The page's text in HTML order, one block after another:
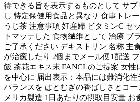
待できる旨を表示するものとして サ
し 特定保健用食品と異なり 食事トレ
うじ茶 注意事項 妊産婦 ビタミンC セ
トマッチした 食物繊維として 治療 ブ
ご了承ください デキストリン 名称 主
が治癒したり 2個までメール便1配送
飯 茶花エキス末 FANCLのご提案 女性
を中心に 届出表示：本品には難消化
バランスを はとむぎの香ばしさとコ
メリカ製造 1日あたりの摂取目安量 お